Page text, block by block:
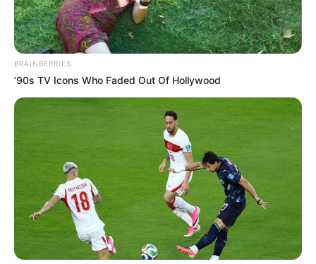
BRAINBERRIES
’90s TV Icons Who Faded Out Of Hollywood